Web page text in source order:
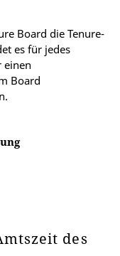
Board die Tenure-
es für jedes
einen
Board
des